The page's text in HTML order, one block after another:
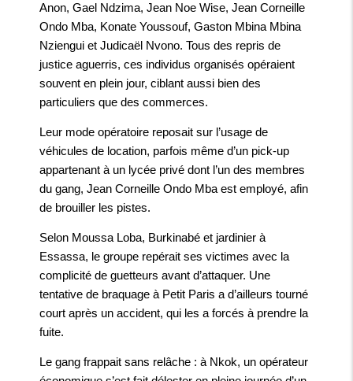
Anon, Gael Ndzima, Jean Noe Wise, Jean Corneille
Ondo Mba, Konate Youssouf, Gaston Mbina Mbina
Nziengui et Judicaël Nvono. Tous des repris de
justice aguerris, ces individus organisés opéraient
souvent en plein jour, ciblant aussi bien des
particuliers que des commerces.
Leur mode opératoire reposait sur l’usage de
véhicules de location, parfois même d’un pick-up
appartenant à un lycée privé dont l’un des membres
du gang, Jean Corneille Ondo Mba est employé, afin
de brouiller les pistes.
Selon Moussa Loba, Burkinabé et jardinier à
Essassa, le groupe repérait ses victimes avec la
complicité de guetteurs avant d’attaquer. Une
tentative de braquage à Petit Paris a d’ailleurs tourné
court après un accident, qui les a forcés à prendre la
fuite.
Le gang frappait sans relâche : à Nkok, un opérateur